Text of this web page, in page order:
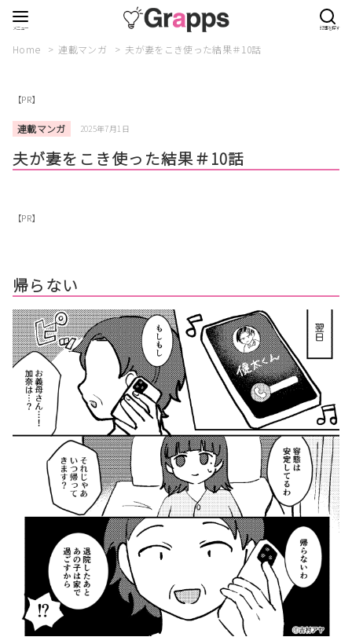
Home 連載マンガ 夫が妻をこき使った結果＃10話
【PR】
連載マンガ 2025年7月1日
夫が妻をこき使った結果＃10話
【PR】
帰らない